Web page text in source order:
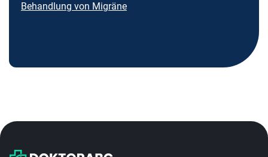
Behandlung von Migräne